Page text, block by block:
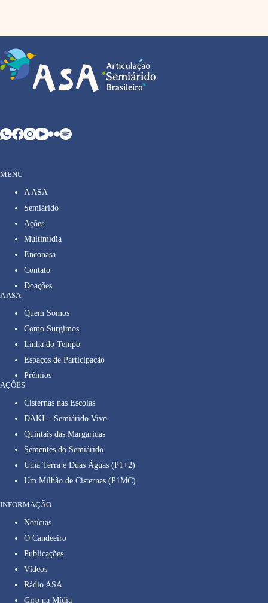
MENU
A ASA
Semiárido
Ações
Multimídia
Enconasa
Contato
Doações
A ASA
Quem Somos
Como Surgimos
Linha do Tempo
Espaços de Participação
Prêmios
AÇÕES
Cisternas nas Escolas
DAKI – Semiárido Vivo
Quintais das Margaridas
Sementes do Semiárido
Uma Terra e Duas Águas (P1+2)
Um Milhão de Cisternas (P1MC)
INFORMAÇÃO
Notícias
O Candeeiro
Publicações
Vídeos
Rádio ASA
Giro na Mídia